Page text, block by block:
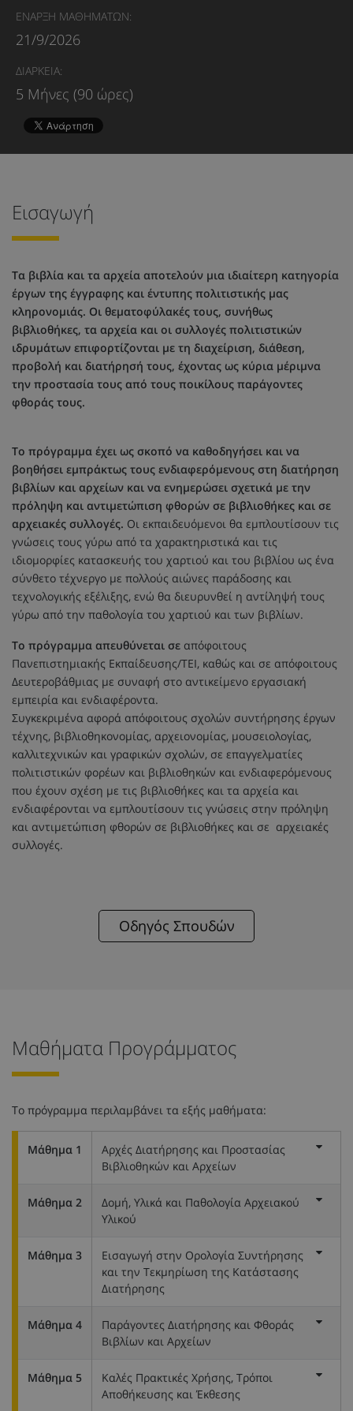
ΕΝΑΡΞΗ ΜΑΘΗΜΑΤΩΝ:
21/9/2026
ΔΙΑΡΚΕΙΑ:
5 Μήνες (90 ώρες)
Εισαγωγή
Τα βιβλία και τα αρχεία αποτελούν μια ιδιαίτερη κατηγορία
έργων της έγγραφης και έντυπης πολιτιστικής μας
κληρονομιάς. Οι θεματοφύλακές τους, συνήθως
βιβλιοθήκες, τα αρχεία και οι συλλογές πολιτιστικών
ιδρυμάτων επιφορτίζονται με τη διαχείριση, διάθεση,
προβολή και διατήρησή τους, έχοντας ως κύρια μέριμνα
την προστασία τους από τους ποικίλους παράγοντες
φθοράς τους.
Το πρόγραμμα έχει ως σκοπό να καθοδηγήσει και να
βοηθήσει εμπράκτως τους ενδιαφερόμενους στη διατήρηση
βιβλίων και αρχείων και να ενημερώσει σχετικά με την
πρόληψη και αντιμετώπιση φθορών σε βιβλιοθήκες και σε
αρχειακές συλλογές. Οι εκπαιδευόμενοι θα εμπλουτίσουν τις
γνώσεις τους γύρω από τα χαρακτηριστικά και τις
ιδιομορφίες κατασκευής του χαρτιού και του βιβλίου ως ένα
σύνθετο τέχνεργο με πολλούς αιώνες παράδοσης και
τεχνολογικής εξέλιξης, ενώ θα διευρυνθεί η αντίληψή τους
γύρω από την παθολογία του χαρτιού και των βιβλίων.
Το πρόγραμμα απευθύνεται σε απόφοιτους
Πανεπιστημιακής Εκπαίδευσης/ΤΕΙ, καθώς και σε απόφοιτους
Δευτεροβάθμιας με συναφή στο αντικείμενο εργασιακή
εμπειρία και ενδιαφέροντα.
Συγκεκριμένα αφορά απόφοιτους σχολών συντήρησης έργων
τέχνης, βιβλιοθηκονομίας, αρχειονομίας, μουσειολογίας,
καλλιτεχνικών και γραφικών σχολών, σε επαγγελματίες
πολιτιστικών φορέων και βιβλιοθηκών και ενδιαφερόμενους
που έχουν σχέση με τις βιβλιοθήκες και τα αρχεία και
ενδιαφέρονται να εμπλουτίσουν τις γνώσεις στην πρόληψη
και αντιμετώπιση φθορών σε βιβλιοθήκες και σε αρχειακές
συλλογές.
Οδηγός Σπουδών
Μαθήματα Προγράμματος
Το πρόγραμμα περιλαμβάνει τα εξής μαθήματα:
Μάθημα 1
Αρχές Διατήρησης και Προστασίας
Βιβλιοθηκών και Αρχείων
Μάθημα 2
Δομή, Υλικά και Παθολογία Αρχειακού
Υλικού
Μάθημα 3
Εισαγωγή στην Ορολογία Συντήρησης
και την Τεκμηρίωση της Κατάστασης
Διατήρησης
Μάθημα 4
Παράγοντες Διατήρησης και Φθοράς
Βιβλίων και Αρχείων
Μάθημα 5
Καλές Πρακτικές Χρήσης, Τρόποι
Αποθήκευσης και Έκθεσης